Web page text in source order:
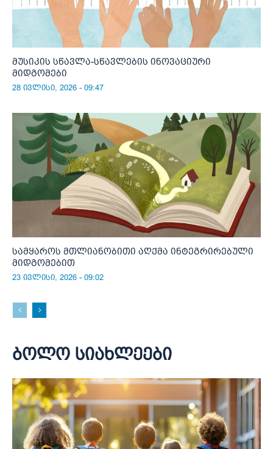
მუსიკის სწავლა-სწავლების ინოვაციური
მიდგომები
28 ივლისი, 2026 - 09:47
სამყაროს მთლიანობითი აღქმა ინტეგრირებული
მიდგომებით
23 ივლისი, 2026 - 09:02
ბოლო სიახლეები